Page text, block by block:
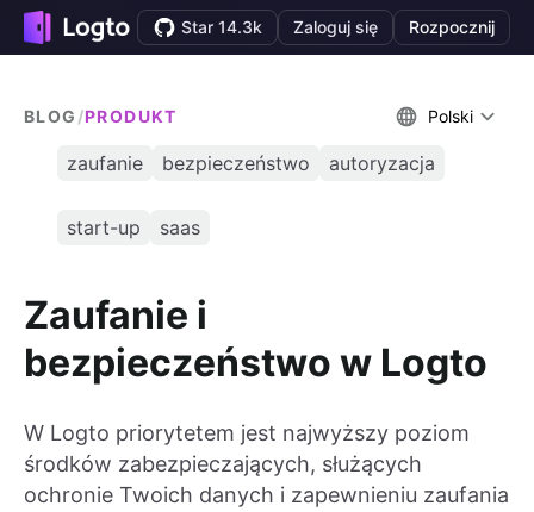
Star 14.3k Zaloguj się Rozpocznij
BLOG /PRODUKT Polski
zaufanie bezpieczeństwo autoryzacja
start-up saas
Zaufanie i
bezpieczeństwo w Logto
W Logto priorytetem jest najwyższy poziom
środków zabezpieczających, służących
ochronie Twoich danych i zapewnieniu zaufania